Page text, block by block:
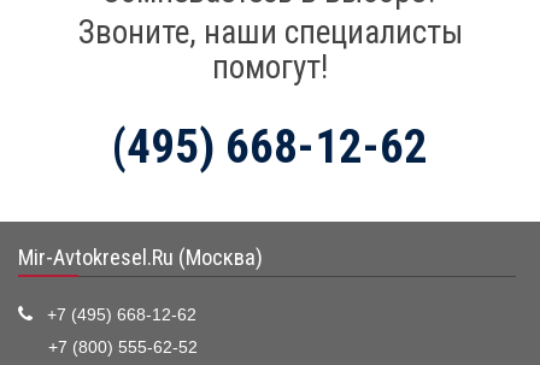
Звоните, наши специалисты
помогут!
(495) 668-12-62
Mir-Avtokresel.Ru (Москва)
+7 (495) 668-12-62
+7 (800) 555-62-52